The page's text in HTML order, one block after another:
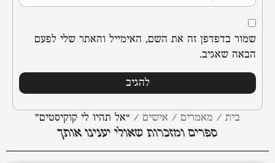
שמור בדפדפן זה את השם, האימייל והאתר שלי לפעם
הבאה שאגיב.
בית / מאמרים / אישים / “אל תהיו לי קוקיסטים”
ספרים ומזכרות שאולי יענינו אותך